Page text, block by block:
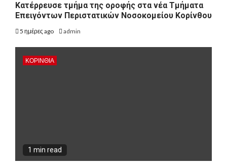
Kατέρρευσε τμήμα της οροφής στα νέα Τμήματα
Επειγόντων Περιστατικών Νοσοκομείου Κορίνθου
5 ημέρες ago admin
ΚΟΡΙΝΘΊΑ
1 min read